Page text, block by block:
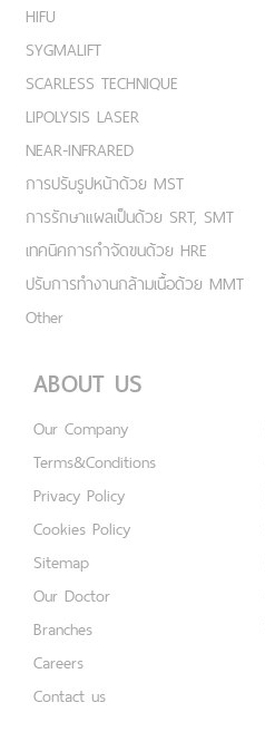
HIFU
SYGMALIFT
SCARLESS TECHNIQUE
LIPOLYSIS LASER
NEAR-INFRARED
การปรับรูปหน้าด้วย MST
การรักษาแผลเป็นด้วย SRT, SMT
เทคนิคการกำจัดขนด้วย HRE
ปรับการทำงานกล้ามเนื้อด้วย MMT
Other
ABOUT US
Our Company
Terms&Conditions
Privacy Policy
Cookies Policy
Sitemap
Our Doctor
Branches
Careers
Contact us